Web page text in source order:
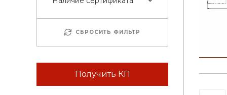
СБРОСИТЬ ФИЛЬТР
Получить КП